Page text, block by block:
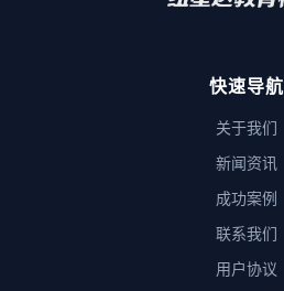
快速导航
关于我们
新闻资讯
成功案例
联系我们
用户协议